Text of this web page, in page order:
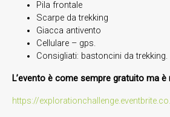
Pila frontale
Scarpe da trekking
Giacca antivento
Cellulare – gps.
Consigliati: bastoncini da trekking.
L’evento è come sempre gratuito ma
https://